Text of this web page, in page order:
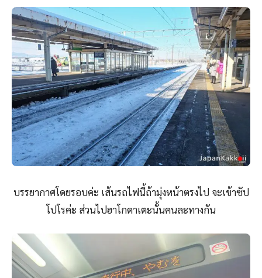
บรรยากาศโดยรอบค่ะ เส้นรถไฟนี้ถ้ามุ่งหน้าตรงไป จะเข้าซัป
โปโรค่ะ ส่วนไปฮาโกดาเตะนั้นคนละทางกัน